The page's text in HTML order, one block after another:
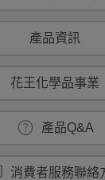
產品資訊
花王化學品事業
產品Q&A
消費者服務聯絡